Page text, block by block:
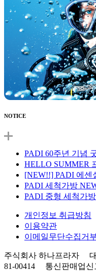
NOTICE
PADI 60주년 기념
HELLO SUMMER
[NEW!!] PADI 에센
PADI 세척가방
PADI 중형 세척가
개인정보 취급방침
이용약관
이메일무단수집거
주식회사 하나프라자
81-00414 통신판매업신